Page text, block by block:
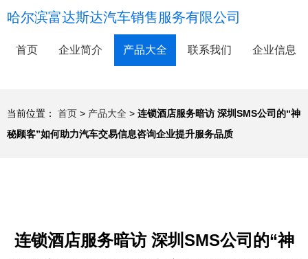
哈尔滨富达斯达汽车销售服务有限公司
首页 企业简介 产品大全 联系我们 企业信息
当前位置： 首页 > 产品大全 > 连锁酒店服务暗访 深圳SMS公司的“神
秘顾客”如何助力汽车交易信息咨询企业提升服务品质
连锁酒店服务暗访 深圳SMS公司的“神